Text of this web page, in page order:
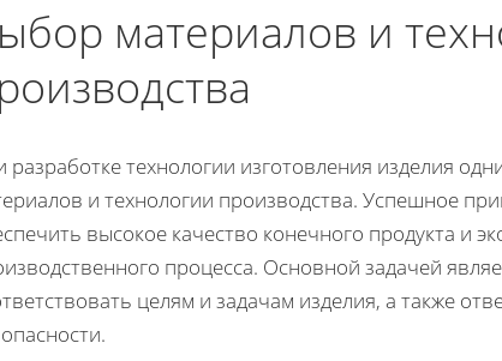
материалов и
разработке технологии изготовления изделия
и технологии производства. Успешное
высокое качество конечного продукта и
процесса. Основной задачей
целям и задачам изделия, а также